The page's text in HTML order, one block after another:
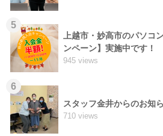
5
上越市・妙高市のパソコ
ンペーン】実施中です！
945 views
6
スタッフ金井からのお知
710 views